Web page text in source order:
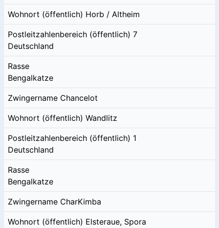
Wohnort (öffentlich) Horb / Altheim
Postleitzahlenbereich (öffentlich) 7
Deutschland
Rasse
Bengalkatze
Zwingername Chancelot
Wohnort (öffentlich) Wandlitz
Postleitzahlenbereich (öffentlich) 1
Deutschland
Rasse
Bengalkatze
Zwingername CharKimba
Wohnort (öffentlich) Elsteraue, Spora